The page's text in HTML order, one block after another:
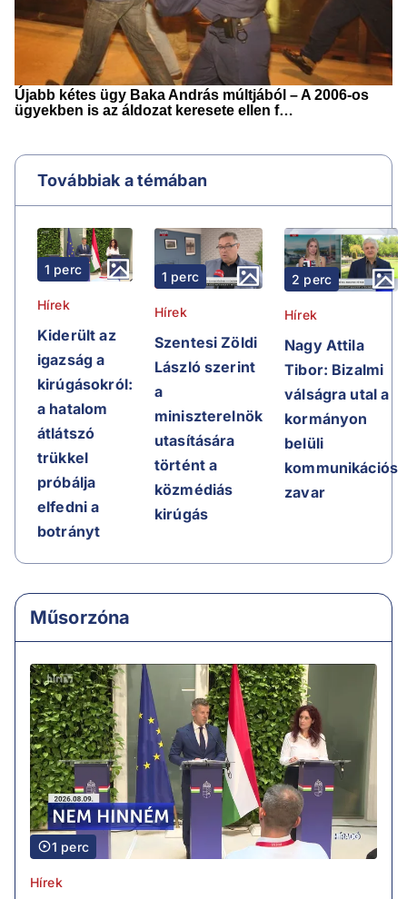
Továbbiak a témában
1 perc
Hírek
Kiderült az
igazság a
kirúgásokról:
a hatalom
átlátszó
trükkel
próbálja
elfedni a
botrányt
1 perc
Hírek
Szentesi Zöldi
László szerint
a
miniszterelnök
utasítására
történt a
közmédiás
kirúgás
2 perc
Hírek
Nagy Attila
Tibor: Bizalmi
válságra utal a
kormányon
belüli
kommunikációs
zavar
Műsorzóna
1 perc
Hírek